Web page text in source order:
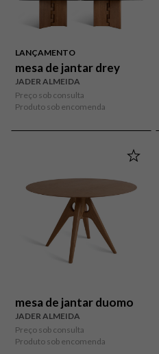
LANÇAMENTO
mesa de jantar drey
JADER ALMEIDA
Preço sob consulta
Produto sob encomenda
mesa de jantar duomo
JADER ALMEIDA
Preço sob consulta
Produto sob encomenda